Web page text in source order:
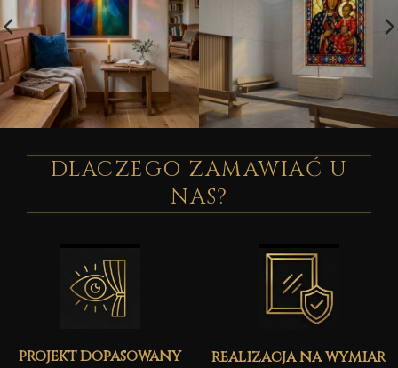
DLACZEGO ZAMAWIAĆ U
NAS?
projekt dopasowany
realizacja na wymiar